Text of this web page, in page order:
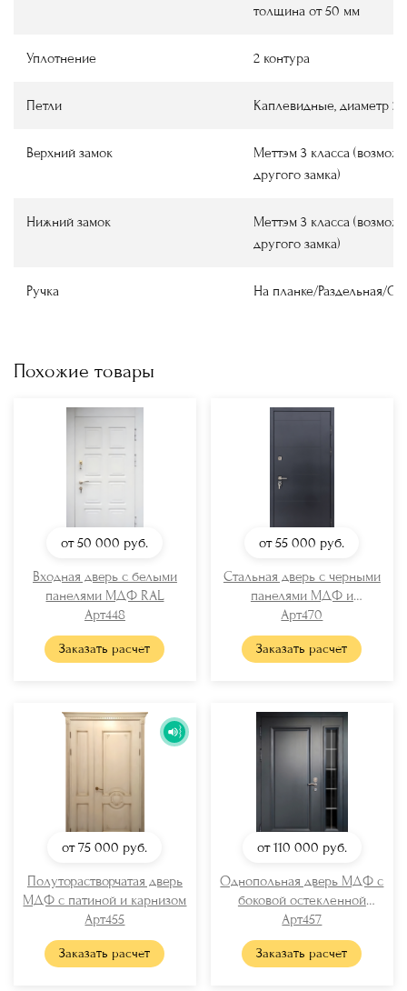
толщина от 50 мм
Уплотнение 2 контура
Петли Каплевидные, диаметр
Верхний замок
Меттэм 3 класса
другого замка)
Нижний замок
Меттэм 3 класса
другого замка)
Ручка На планке/Раздельная/
Похожие товары
от 50 000 руб.
Входная дверь с белыми
панелями МДФ RAL
Арт448
Заказать расчет
от 55 000 руб.
Стальная дверь с черными
панелями МДФ и
отбойником
Арт470
Заказать расчет
от 75 000 руб.
Полуторастворчатая дверь
МДФ с патиной и карнизом
Арт455
Заказать расчет
от 110 000 руб.
Однопольная дверь МДФ с
боковой остекленной
вставкой
Арт457
Заказать расчет